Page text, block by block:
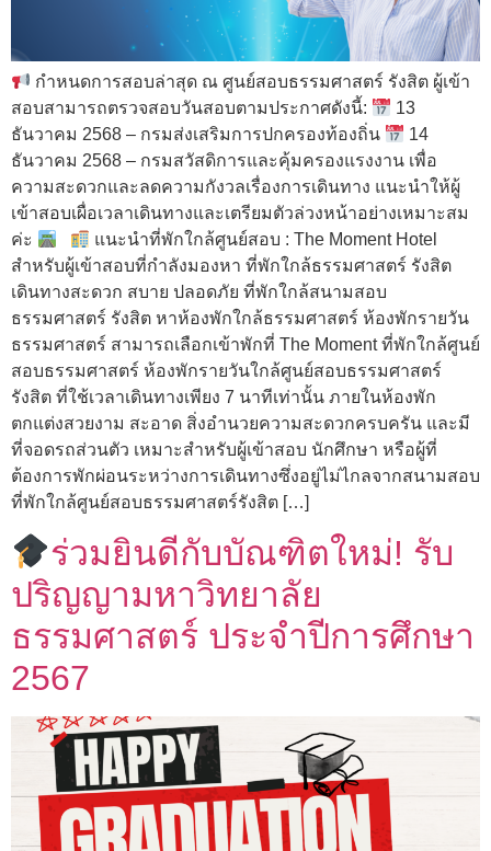
กำหนดการสอบล่าสุด ณ ศูนย์สอบธรรมศาสตร์ รังสิต ผู้เข้า
สอบสามารถตรวจสอบวันสอบตามประกาศดังนี้:
13
ธันวาคม 2568 – กรมส่งเสริมการปกครองท้องถิ่น
14
ธันวาคม 2568 – กรมสวัสดิการและคุ้มครองแรงงาน เพื่อ
ความสะดวกและลดความกังวลเรื่องการเดินทาง แนะนำให้ผู้
เข้าสอบเผื่อเวลาเดินทางและเตรียมตัวล่วงหน้าอย่างเหมาะสม
ค่ะ
แนะนำที่พักใกล้ศูนย์สอบ : The Moment Hotel
สำหรับผู้เข้าสอบที่กำลังมองหา ที่พักใกล้ธรรมศาสตร์ รังสิต
เดินทางสะดวก สบาย ปลอดภัย ที่พักใกล้สนามสอบ
ธรรมศาสตร์ รังสิต หาห้องพักใกล้ธรรมศาสตร์ ห้องพักรายวัน
ธรรมศาสตร์ สามารถเลือกเข้าพักที่ The Moment ที่พักใกล้ศูนย์
สอบธรรมศาสตร์ ห้องพักรายวันใกล้ศูนย์สอบธรรมศาสตร์
รังสิต ที่ใช้เวลาเดินทางเพียง 7 นาทีเท่านั้น ภายในห้องพัก
ตกแต่งสวยงาม สะอาด สิ่งอำนวยความสะดวกครบครัน และมี
ที่จอดรถส่วนตัว เหมาะสำหรับผู้เข้าสอบ นักศึกษา หรือผู้ที่
ต้องการพักผ่อนระหว่างการเดินทางซึ่งอยู่ไม่ไกลจากสนามสอบ
ที่พักใกล้ศูนย์สอบธรรมศาสตร์รังสิต […]
ร่วมยินดีกับบัณฑิตใหม่! รับ
ปริญญามหาวิทยาลัย
ธรรมศาสตร์ ประจำปีการศึกษา
2567